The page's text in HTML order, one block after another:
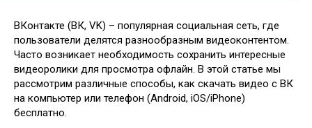
ВКонтакте (ВК, VK) – популярная социальная сеть, где
пользователи делятся разнообразным видеоконтентом.
Часто возникает необходимость сохранить интересные
видеоролики для просмотра офлайн. В этой статье мы
рассмотрим различные способы, как скачать видео с ВК
на компьютер или телефон (Android, iOS/iPhone)
бесплатно.